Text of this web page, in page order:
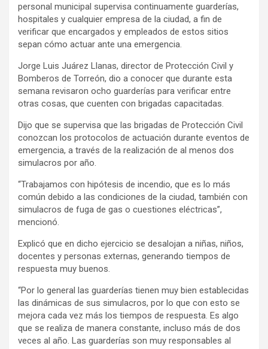
personal municipal supervisa continuamente guarderías,
hospitales y cualquier empresa de la ciudad, a fin de
verificar que encargados y empleados de estos sitios
sepan cómo actuar ante una emergencia.
Jorge Luis Juárez Llanas, director de Protección Civil y
Bomberos de Torreón, dio a conocer que durante esta
semana revisaron ocho guarderías para verificar entre
otras cosas, que cuenten con brigadas capacitadas.
Dijo que se supervisa que las brigadas de Protección Civil
conozcan los protocolos de actuación durante eventos de
emergencia, a través de la realización de al menos dos
simulacros por año.
“Trabajamos con hipótesis de incendio, que es lo más
común debido a las condiciones de la ciudad, también con
simulacros de fuga de gas o cuestiones eléctricas”,
mencionó.
Explicó que en dicho ejercicio se desalojan a niñas, niños,
docentes y personas externas, generando tiempos de
respuesta muy buenos.
“Por lo general las guarderías tienen muy bien establecidas
las dinámicas de sus simulacros, por lo que con esto se
mejora cada vez más los tiempos de respuesta. Es algo
que se realiza de manera constante, incluso más de dos
veces al año. Las guarderías son muy responsables al